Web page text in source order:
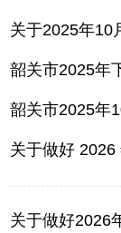
关于2025年10
韶关市2025年
韶关市2025年
关于做好
关于做好2026